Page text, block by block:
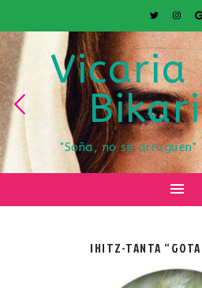
"Soña, no se arruguen"
IHITZ-TANTA “GOTA